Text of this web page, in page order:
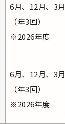
6月、12月、3月
（年3回）
※2026年度
6月、12月、3月
（年3回）
※2026年度